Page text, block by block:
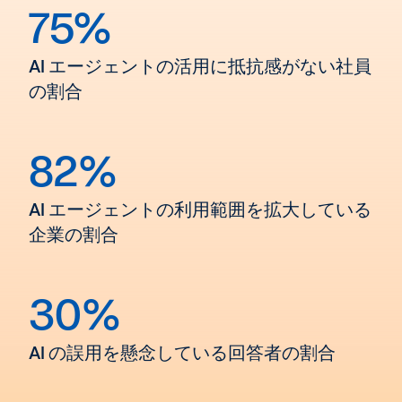
75%
AI エージェントの活用に抵抗感がない社員
の割合
82%
AI エージェントの利用範囲を拡大している
企業の割合
30%
AI の誤用を懸念している回答者の割合